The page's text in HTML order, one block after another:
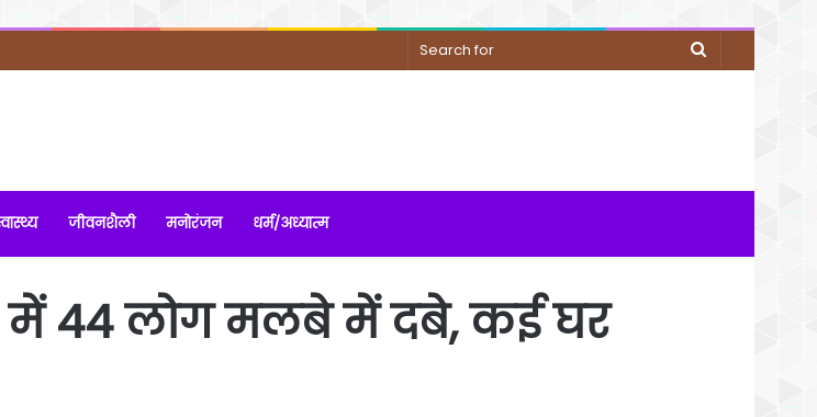
Search
जीवनशैली मनोरंजन धर्म/अध्यात्म
में 44 लोग मलबे में दबे, कई घर